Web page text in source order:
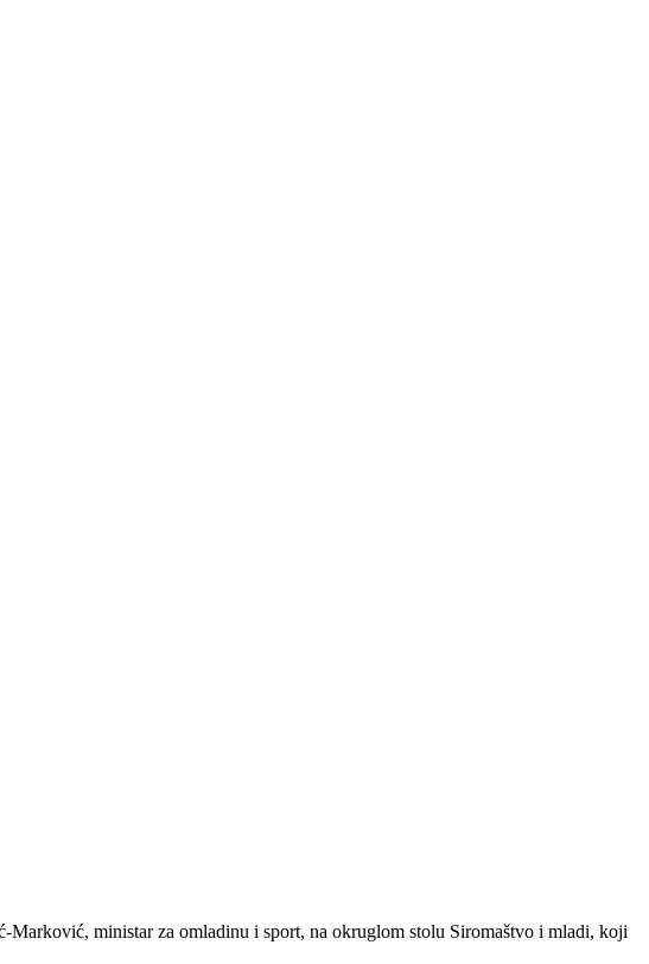
Marković, ministar za omladinu i sport, na okruglom stolu Siromaštvo i mladi, koji